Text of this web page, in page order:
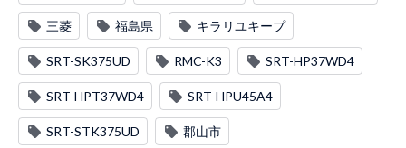
三菱 福島県 キラリユキープ
SRT-SK375UD RMC-K3 SRT-HP37WD4
SRT-HPT37WD4 SRT-HPU45A4
SRT-STK375UD 郡山市